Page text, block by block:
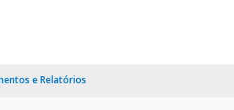
e Relatórios